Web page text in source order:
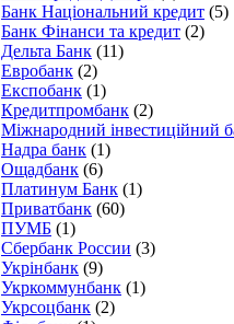
Банк Національний кредит (5)
Банк Фінанси та кредит (2)
Дельта Банк (11)
Евробанк (2)
Експобанк (1)
Кредитпромбанк (2)
Міжнародний інвестиційний
Надра банк (1)
Ощадбанк (6)
Платинум Банк (1)
Приватбанк (60)
ПУМБ (1)
Сбербанк России (3)
Укрінбанк (9)
Укркоммунбанк (1)
Укрсоцбанк (2)